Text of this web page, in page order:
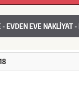
EVDEN EVE NAKLIYAT